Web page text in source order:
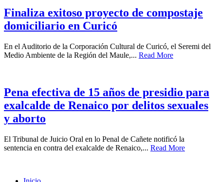
Finaliza exitoso proyecto de compostaje
domiciliario en Curicó
En el Auditorio de la Corporación Cultural de Curicó, el Seremi del
Medio Ambiente de la Región del Maule,... Read More
Pena efectiva de 15 años de presidio para
exalcalde de Renaico por delitos sexuales
y aborto
El Tribunal de Juicio Oral en lo Penal de Cañete notificó la
sentencia en contra del exalcalde de Renaico,... Read More